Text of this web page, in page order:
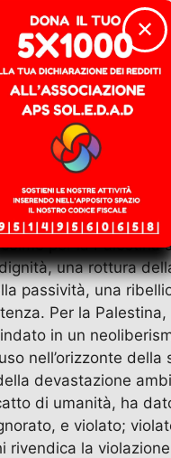
e il
Alessandra Algostino
E
m
ai
l
T
el
e
gr
a
m
W
h
at
s
A
p
p
T
w
itt
er
o
n
vi
per la Palestina
una rottura
passività, una
Per la Palestina,
in un
nell’orizzonte della
devastazione
di umanità, ha
e violato;
rivendica la
✕